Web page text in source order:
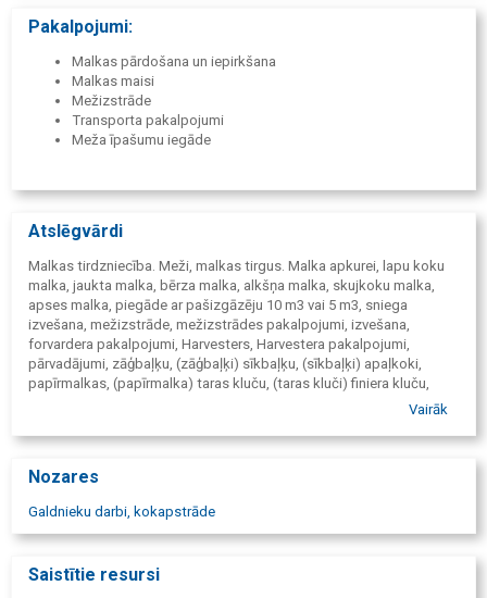
Pakalpojumi:
Malkas pārdošana un iepirkšana
Malkas maisi
Mežizstrāde
Transporta pakalpojumi
Meža īpašumu iegāde
Atslēgvārdi
Malkas tirdzniecība. Meži, malkas tirgus. Malka apkurei, lapu koku
malka, jaukta malka, bērza malka, alkšņa malka, skujkoku malka,
apses malka, piegāde ar pašizgāzēju 10 m3 vai 5 m3, sniega
izvešana, mežizstrāde, mežizstrādes pakalpojumi, izvešana,
forvardera pakalpojumi, Harvesters, Harvestera pakalpojumi,
pārvadājumi, zāģbaļķu, (zāģbaļķi) sīkbaļķu, (sīkbaļķi) apaļkoki,
papīrmalkas, (papīrmalka) taras kluču, (taras kluči) finiera kluču,
zemju pārdošana. Zemes īpašumu pirkšana. Malkas pašizgāzējs.
Valmierā, malka Valmiera, malka. Apaļkoki: bērza, egles, priedes,
Valmiera, Cēsis, Valka, Smiltene, Limbaži, Gulbene, Madona.
Vairāk
Nozares
Galdnieku darbi, kokapstrāde
Saistītie resursi